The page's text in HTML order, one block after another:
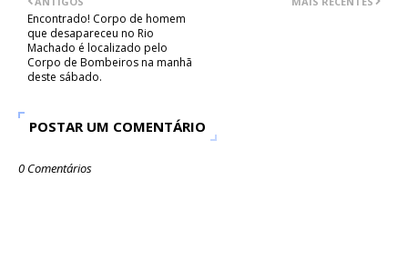
Encontrado! Corpo de homem
que desapareceu no Rio
Machado é localizado pelo
Corpo de Bombeiros na manhã
deste sábado.
POSTAR UM COMENTÁRIO
0 Comentários